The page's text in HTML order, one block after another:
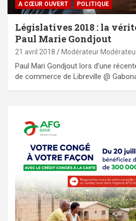
A CŒUR OUVERT POLITIQUE
Législatives 2018 : la
Paul Marie Gondjout
21 avril 2018 Modérateur
Paul Mari Gondjout lors d’une
de commerce de Libreville @